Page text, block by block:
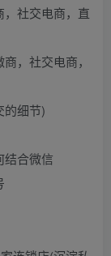
社交电商，直
，社交电商，
的细节)
结合微信